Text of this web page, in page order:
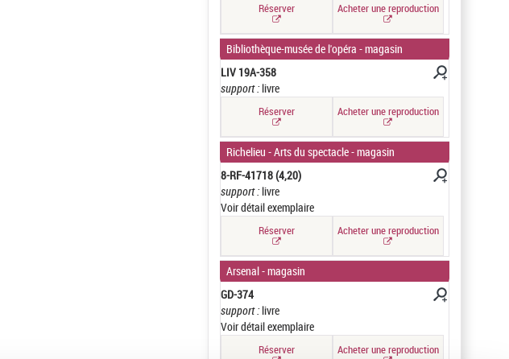
Réserver Acheter une reproduction
Bibliothèque-musée de l'opéra - magasin
LIV 19A-358
support :livre
Réserver Acheter une reproduction
Richelieu - Arts du spectacle - magasin
8-RF-41718 (4,20)
support :livre
Voir détail exemplaire
Réserver Acheter une reproduction
Arsenal - magasin
GD-374
support :livre
Voir détail exemplaire
Réserver Acheter une reproduction